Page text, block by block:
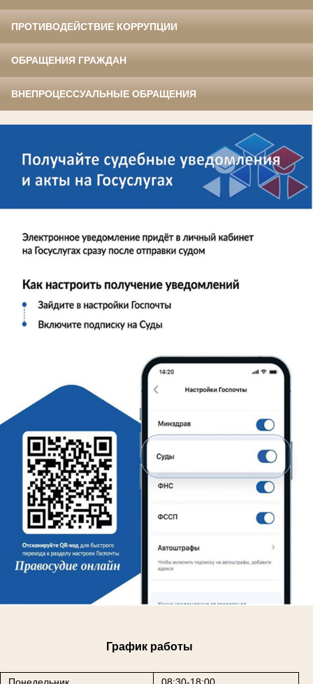
ПРОТИВОДЕЙСТВИЕ КОРРУПЦИИ
ОБРАЩЕНИЯ ГРАЖДАН
ВНЕПРОЦЕССУАЛЬНЫЕ ОБРАЩЕНИЯ
График работы